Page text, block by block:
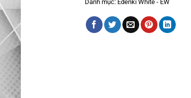
Danh mục: Edenki White - EW